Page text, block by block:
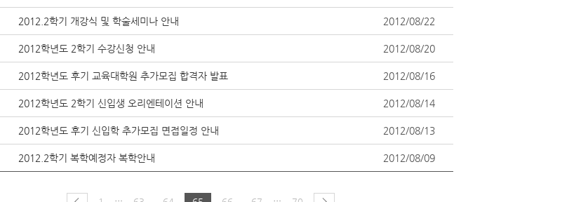
2012.2학기 개강식 및 학술세미나 안내 2012/08/22
2012학년도 2학기 수강신청 안내 2012/08/20
2012학년도 후기 교육대학원 추가모집 합격자 발표 2012/08/16
2012학년도 2학기 신입생 오리엔테이션 안내 2012/08/14
2012학년도 후기 신입학 추가모집 면접일정 안내 2012/08/13
2012.2학기 복학예정자 복학안내 2012/08/09